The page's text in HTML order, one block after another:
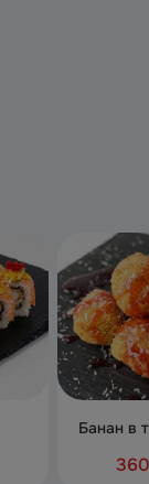
Банан в